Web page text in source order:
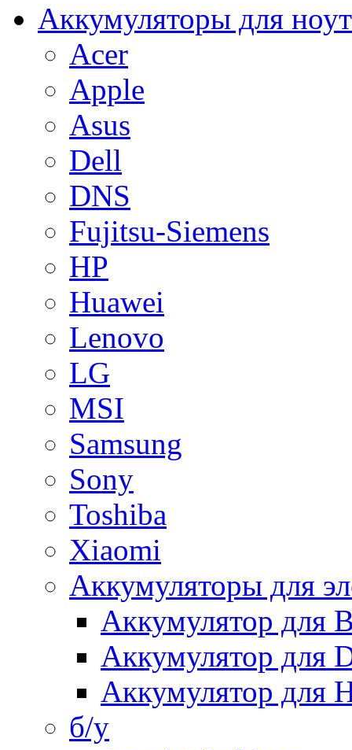
Аккумуляторы для
Acer
Apple
Asus
Dell
DNS
Fujitsu-Siemens
HP
Huawei
Lenovo
LG
MSI
Samsung
Sony
Toshiba
Xiaomi
Аккумуляторы для
Аккумулятор для
Аккумулятор для
Аккумулятор для
б/у